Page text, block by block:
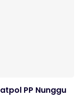
PP Nunggu